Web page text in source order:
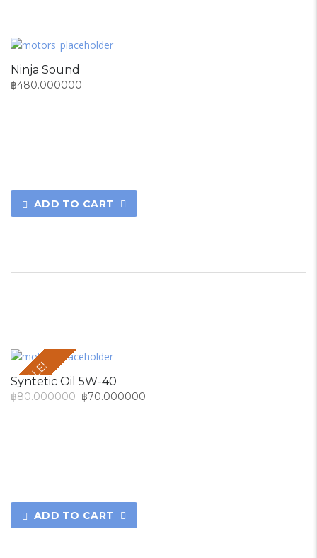
Ninja Sound
฿480.000000
ADD TO CART
SALE!
Syntetic Oil 5W-40
฿80.000000 ฿70.000000
ADD TO CART